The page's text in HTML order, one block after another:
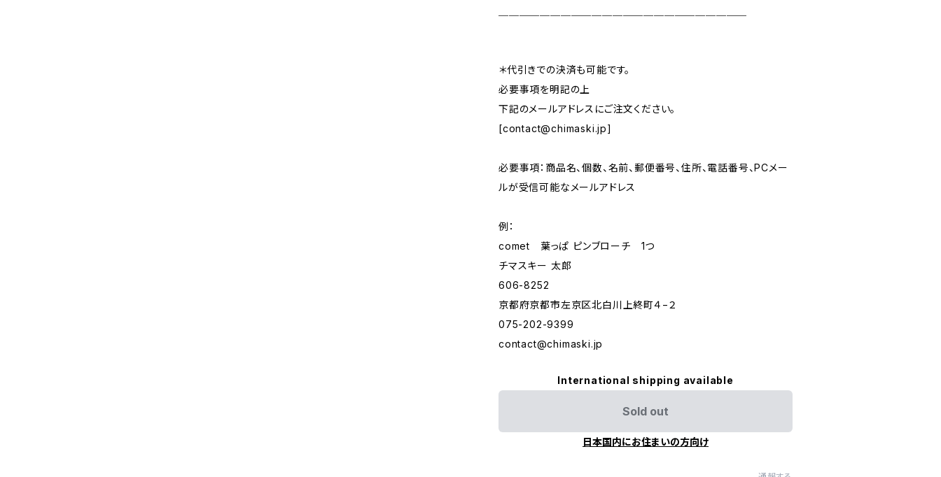
＊代引きでの決済も可能です。
必要事項を明記の上
下記のメールアドレスにご注文ください。
[contact@chimaski.jp]
必要事項：商品名、個数、名前、郵便番号、住所、電話番号、PCメー
ルが受信可能なメールアドレス
例：
comet 葉っぱ ピンブローチ 1つ
チマスキー 太郎
606-8252
京都府京都市左京区北白川上終町４−２
075-202-9399
contact@chimaski.jp
International shipping available
Sold out
日本国内にお住まいの方向け